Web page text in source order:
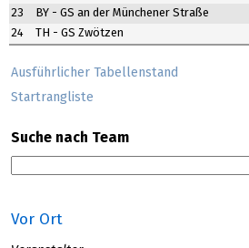
23
BY - GS an der Münchener Straße
24
TH - GS Zwötzen
Ausführlicher Tabellenstand
Startrangliste
Suche nach Team
Vor Ort